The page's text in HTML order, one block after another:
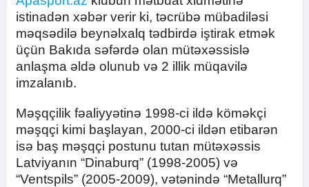
istinadən xəbər verir ki, təcrübə mübadiləsi
məqsədilə beynəlxalq tədbirdə iştirak etmək
üçün Bakıda səfərdə olan mütəxəssislə
anlaşma əldə olunub və 2 illik müqavilə
imzalanıb.
Məşqçilik fəaliyyətinə 1998-ci ildə köməkçi
məşqçi kimi başlayan, 2000-ci ildən etibarən
isə baş məşqçi postunu tutan mütəxəssis
Latviyanın “Dinaburq” (1998-2005) və
“Ventspils” (2005-2009), vətənində “Metallurq”